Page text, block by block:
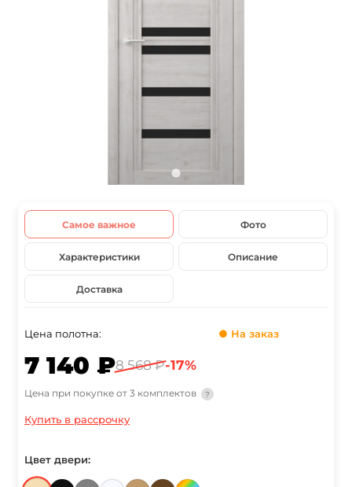
Самое важное Фото
Характеристики Описание
Доставка
Цена полотна: ● На заказ
7 140 ₽8 568 ₽-17%
Цена при покупке от 3 комплектов ?
Купить в рассрочку
Цвет двери: